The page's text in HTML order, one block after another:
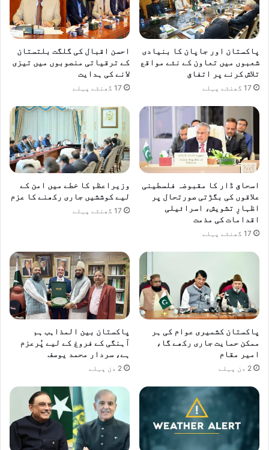
پاکستان اور جاپان کا بنیادی
شعبوں میں تعاون کے نئے مواقع
تلاش کرنے پر اتفاق
17 گھنٹے پہلے
احسن اقبال کی گلگت بلتستان
کے ترقیاتی منصوبوں میں تیزی
لانے کی ہدایت
17 گھنٹے پہلے
اسحاق ڈار کا مقبوضہ فلسطینی
علاقوں کی بگڑتی صورتحال پر
اظہارِ تشویش، اسرائیلی
اقدامات کی مذمت
17 گھنٹے پہلے
وزیراعظم کا خطے میں امن کے
لیے کوششیں جاری رکھنے کا عزم
17 گھنٹے پہلے
پاکستان کشمیری عوام کی ہر
ممکن حمایت جاری رکھے گا،
امیر مقام
2 دن پہلے
پاکستان بین المذاہب ہم
آہنگی کے فروغ کے لیے پُرعزم
ہے، سردار محمد یوسف
2 دن پہلے